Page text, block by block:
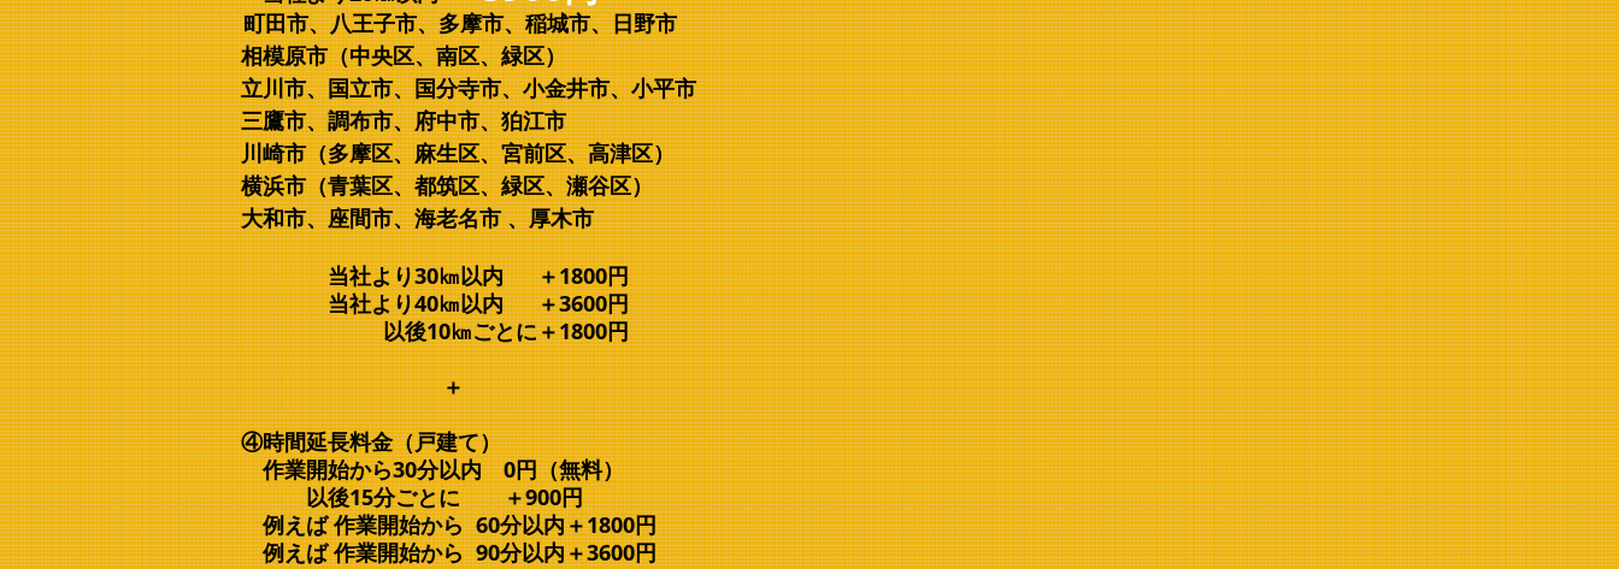
町田市、八王子市、多摩市、稲城市、日野市
相模原市（中央区、南区、緑区）
立川市、国立市、国分寺市、小金井市、小平市
三鷹市、調布市、府中市、狛江市
川崎市（多摩区、麻生区、宮前区、高津区）
横浜市（青葉区、都筑区、緑区、瀬谷区）
大和市、座間市、海老名市 、厚木市
当社より30㎞以内 ＋1800円
当社より40㎞以内 ＋3600円
以後10㎞ごとに＋1800円
＋
④時間延長料金（戸建て）
作業開始から30分以内 0円（無料）
以後15分ごとに ＋900円
例えば 作業開始から 60分以内＋1800円
例えば 作業開始から 90分以内＋3600円